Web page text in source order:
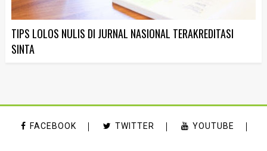
TIPS LOLOS NULIS DI JURNAL NASIONAL TERAKREDITASI
SINTA
FACEBOOK TWITTER YOUTUBE